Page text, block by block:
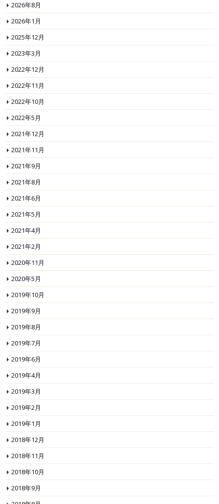
2026年8月
2026年1月
2025年12月
2023年3月
2022年12月
2022年11月
2022年10月
2022年5月
2021年12月
2021年11月
2021年9月
2021年8月
2021年6月
2021年5月
2021年4月
2021年2月
2020年11月
2020年5月
2019年10月
2019年9月
2019年8月
2019年7月
2019年6月
2019年4月
2019年3月
2019年2月
2019年1月
2018年12月
2018年11月
2018年10月
2018年9月